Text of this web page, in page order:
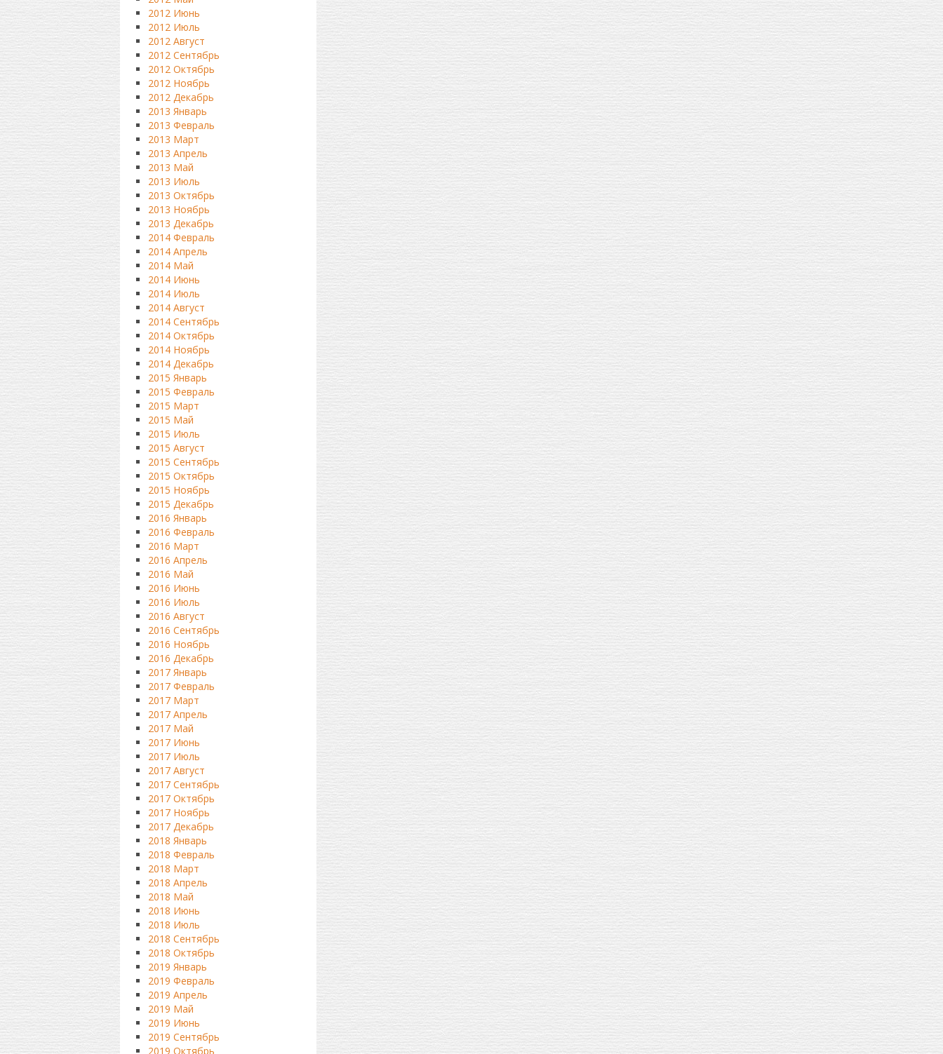
2012 Июнь
2012 Июль
2012 Август
2012 Сентябрь
2012 Октябрь
2012 Ноябрь
2012 Декабрь
2013 Январь
2013 Февраль
2013 Март
2013 Апрель
2013 Май
2013 Июль
2013 Октябрь
2013 Ноябрь
2013 Декабрь
2014 Февраль
2014 Апрель
2014 Май
2014 Июнь
2014 Июль
2014 Август
2014 Сентябрь
2014 Октябрь
2014 Ноябрь
2014 Декабрь
2015 Январь
2015 Февраль
2015 Март
2015 Май
2015 Июль
2015 Август
2015 Сентябрь
2015 Октябрь
2015 Ноябрь
2015 Декабрь
2016 Январь
2016 Февраль
2016 Март
2016 Апрель
2016 Май
2016 Июнь
2016 Июль
2016 Август
2016 Сентябрь
2016 Ноябрь
2016 Декабрь
2017 Январь
2017 Февраль
2017 Март
2017 Апрель
2017 Май
2017 Июнь
2017 Июль
2017 Август
2017 Сентябрь
2017 Октябрь
2017 Ноябрь
2017 Декабрь
2018 Январь
2018 Февраль
2018 Март
2018 Апрель
2018 Май
2018 Июнь
2018 Июль
2018 Сентябрь
2018 Октябрь
2019 Январь
2019 Февраль
2019 Апрель
2019 Май
2019 Июнь
2019 Сентябрь
2019 Октябрь